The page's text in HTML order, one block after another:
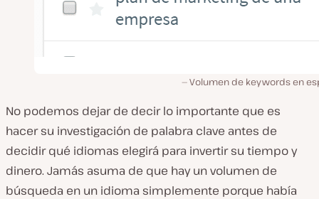
Volumen de keywords en
No podemos dejar de decir lo importante que es
hacer su investigación de palabra clave antes de
decidir qué idiomas elegirá para invertir su tiempo y
dinero. Jamás asuma de que hay un volumen de
búsqueda en un idioma simplemente porque había